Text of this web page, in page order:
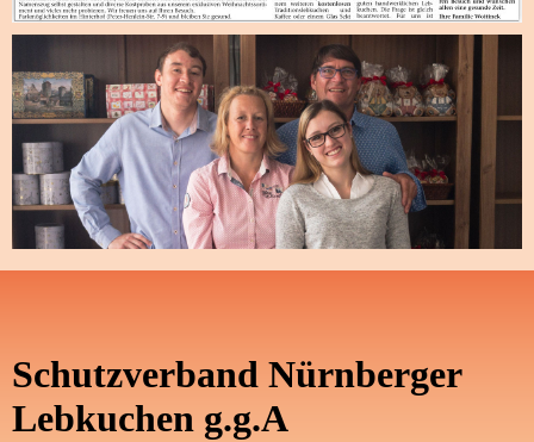
Schutzverband Nürnberger
Lebkuchen g.g.A